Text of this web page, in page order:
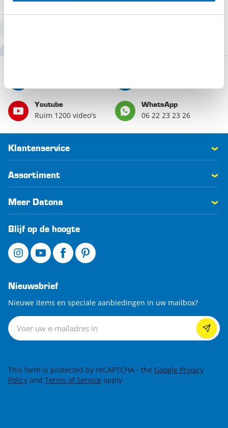
Stel uw vraag aan onze product
Youtube
Ruim 1200 video's
WhatsApp
06 22 23 23 26
Klantenservice
Assortiment
Meer Datona
Blijf op de hoogte
Nieuwsbrief
Nieuwe items en speciale aanbiedingen in uw mailbox?
Nieuwsbrief
This form is protected by reCAPTCHA - the Google Privacy
Policy and Terms of Service apply.